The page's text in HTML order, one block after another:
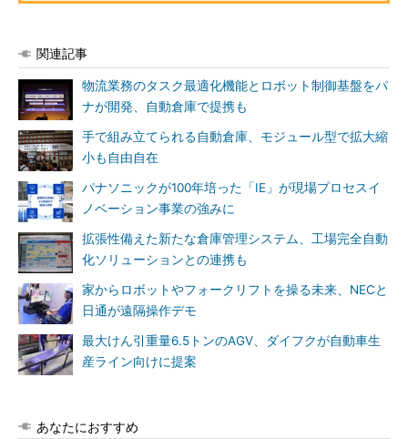
関連記事
物流業務のタスク最適化機能とロボット制御基盤をパ
ナが開発、自動倉庫で提携も
手で組み立てられる自動倉庫、モジュール型で拡大縮
小も自由自在
パナソニックが100年培った「IE」が現場プロセスイ
ノベーション事業の強みに
拡張性備えた新たな倉庫管理システム、工場完全自動
化ソリューションとの連携も
家からロボットやフォークリフトを操る未来、NECと
日通が遠隔操作デモ
最大けん引重量6.5トンのAGV、ダイフクが自動車生
産ライン向けに提案
あなたにおすすめ